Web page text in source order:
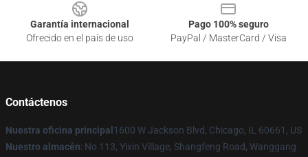
Garantía internacional
Ofrecido en el país de uso
Pago 100% seguro
PayPal / MasterCard / Visa
Contáctenos
Nuestra oficina principal 1600 W Jackson Blvd, Chicago, IL 60661, US
Nuestro almacén: No 113, Yixin Village, Shangfeng Road, Wanggang